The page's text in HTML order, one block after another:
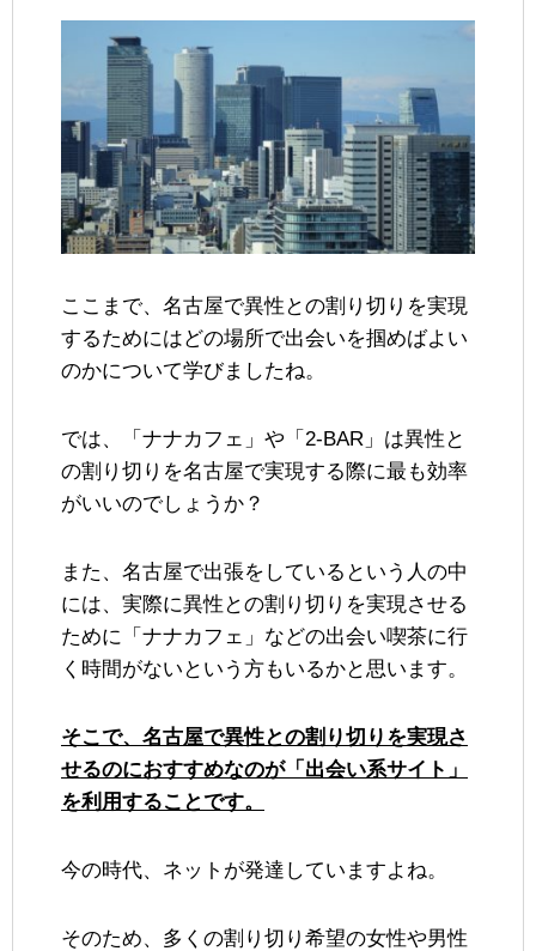
ここまで、名古屋で異性との割り切りを実現
するためにはどの場所で出会いを掴めばよい
のかについて学びましたね。
では、「ナナカフェ」や「2-BAR」は異性と
の割り切りを名古屋で実現する際に最も効率
がいいのでしょうか？
また、名古屋で出張をしているという人の中
には、実際に異性との割り切りを実現させる
ために「ナナカフェ」などの出会い喫茶に行
く時間がないという方もいるかと思います。
そこで、名古屋で異性との割り切りを実現さ
せるのにおすすめなのが「出会い系サイト」
を利用することです。
今の時代、ネットが発達していますよね。
そのため、多くの割り切り希望の女性や男性